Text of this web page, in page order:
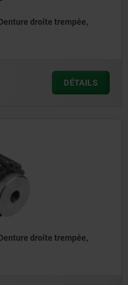
droite trempée,
DÉTAILS
droite trempée,